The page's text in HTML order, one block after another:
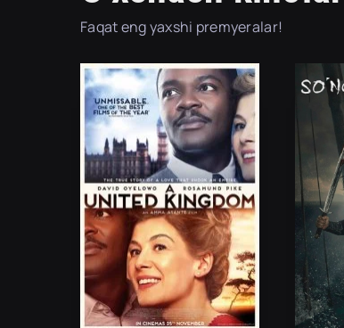
Faqat eng yaxshi premyeralar!